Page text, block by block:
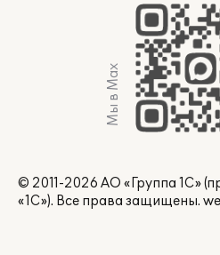
Мы в Max
© 2011-2026 АО «Группа 1С»
«1С»). Все права защищены.